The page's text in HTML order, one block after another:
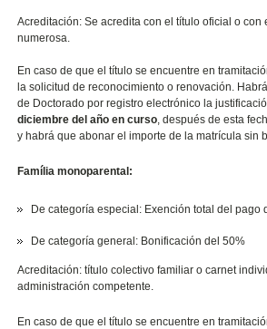
Acreditación: Se acredita con el título oficial o con
numerosa.
En caso de que el título se encuentre en
la solicitud de reconocimiento o renovación.
de Doctorado por registro electrónico la
diciembre del año en curso, después de esta
y habrá que abonar el importe de la matrícula sin
Família monoparental:
De categoría especial: Exención total del pago
De categoría general: Bonificación del 50%
Acreditación: título colectivo familiar o carnet
administración competente.
En caso de que el título se encuentre en